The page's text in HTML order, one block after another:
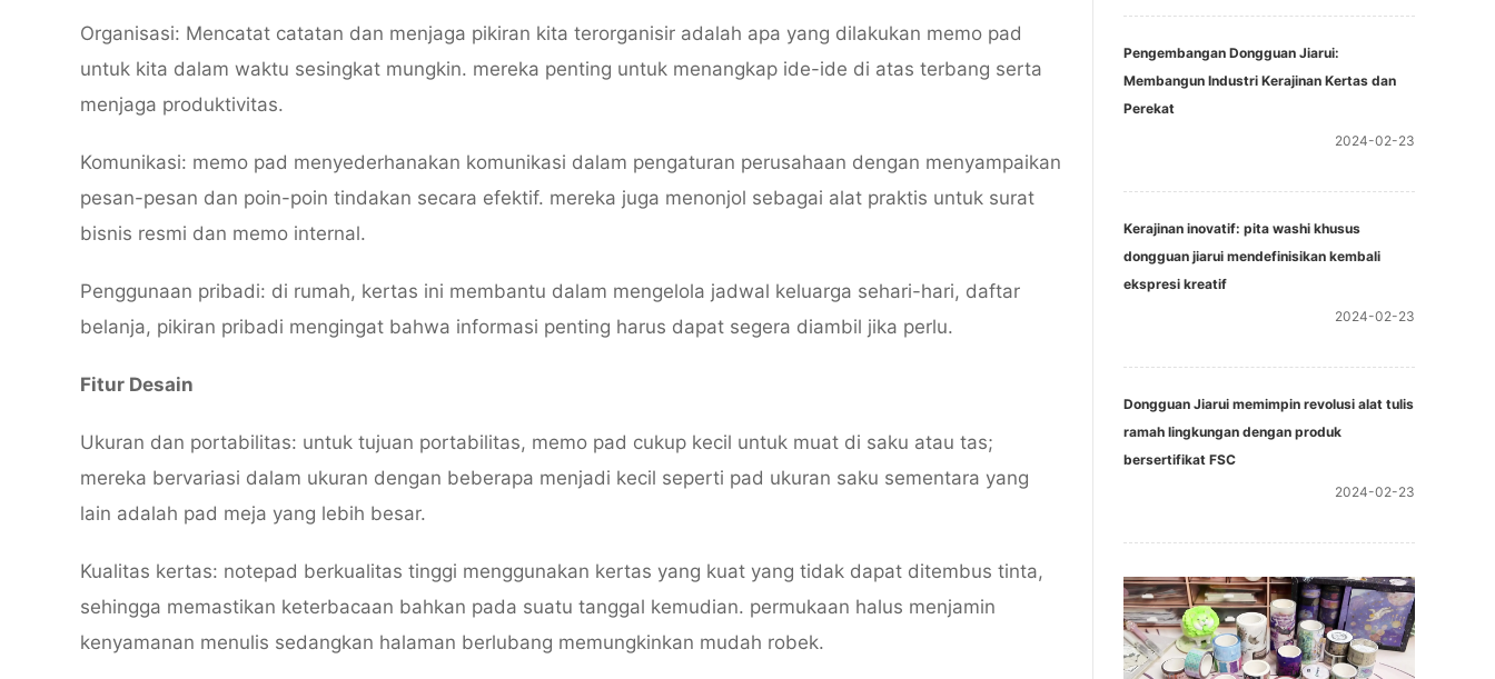
Organisasi: Mencatat catatan dan menjaga pikiran kita terorganisir adalah apa yang dilakukan memo pad
untuk kita dalam waktu sesingkat mungkin. mereka penting untuk menangkap ide-ide di atas terbang serta
menjaga produktivitas.
Komunikasi: memo pad menyederhanakan komunikasi dalam pengaturan perusahaan dengan menyampaikan
pesan-pesan dan poin-poin tindakan secara efektif. mereka juga menonjol sebagai alat praktis untuk surat
bisnis resmi dan memo internal.
Penggunaan pribadi: di rumah, kertas ini membantu dalam mengelola jadwal keluarga sehari-hari, daftar
belanja, pikiran pribadi mengingat bahwa informasi penting harus dapat segera diambil jika perlu.
Fitur Desain
Ukuran dan portabilitas: untuk tujuan portabilitas, memo pad cukup kecil untuk muat di saku atau tas;
mereka bervariasi dalam ukuran dengan beberapa menjadi kecil seperti pad ukuran saku sementara yang
lain adalah pad meja yang lebih besar.
Kualitas kertas: notepad berkualitas tinggi menggunakan kertas yang kuat yang tidak dapat ditembus tinta,
sehingga memastikan keterbacaan bahkan pada suatu tanggal kemudian. permukaan halus menjamin
kenyamanan menulis sedangkan halaman berlubang memungkinkan mudah robek.
Pengembangan Dongguan Jiarui:
Membangun Industri Kerajinan Kertas dan
Perekat
2024-02-23
Kerajinan inovatif: pita washi khusus
dongguan jiarui mendefinisikan kembali
ekspresi kreatif
2024-02-23
Dongguan Jiarui memimpin revolusi alat tulis
ramah lingkungan dengan produk
bersertifikat FSC
2024-02-23